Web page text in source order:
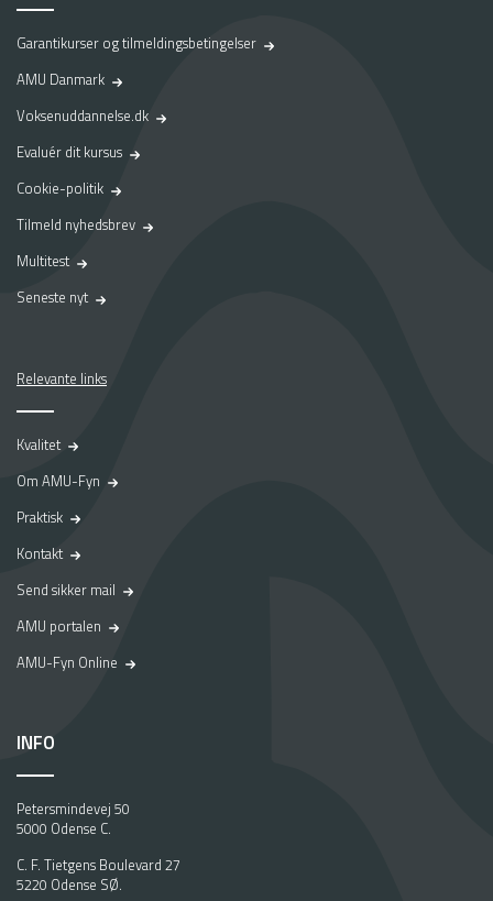
Garantikurser og tilmeldingsbetingelser
AMU Danmark
Voksenuddannelse.dk
Evaluér dit kursus
Cookie-politik
Tilmeld nyhedsbrev
Multitest
Seneste nyt
Relevante links
Kvalitet
Om AMU-Fyn
Praktisk
Kontakt
Send sikker mail
AMU portalen
AMU-Fyn Online
INFO
Petersmindevej 50
5000 Odense C.
C. F. Tietgens Boulevard 27
5220 Odense SØ.